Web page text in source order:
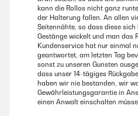
kann die Rollos nicht ganz
der Halterung fallen. An allen
Seitennähte, so dass diese
Gestänge wickelt und man das
Kundenservice hat nur einmal
geantwortet, am letzten Tag
sonst zu unseren Gunsten
dass unser 14-tägiges
haben wir nie bestanden, wir
Gewährleistungsgarantie in
einen Anwalt einschalten